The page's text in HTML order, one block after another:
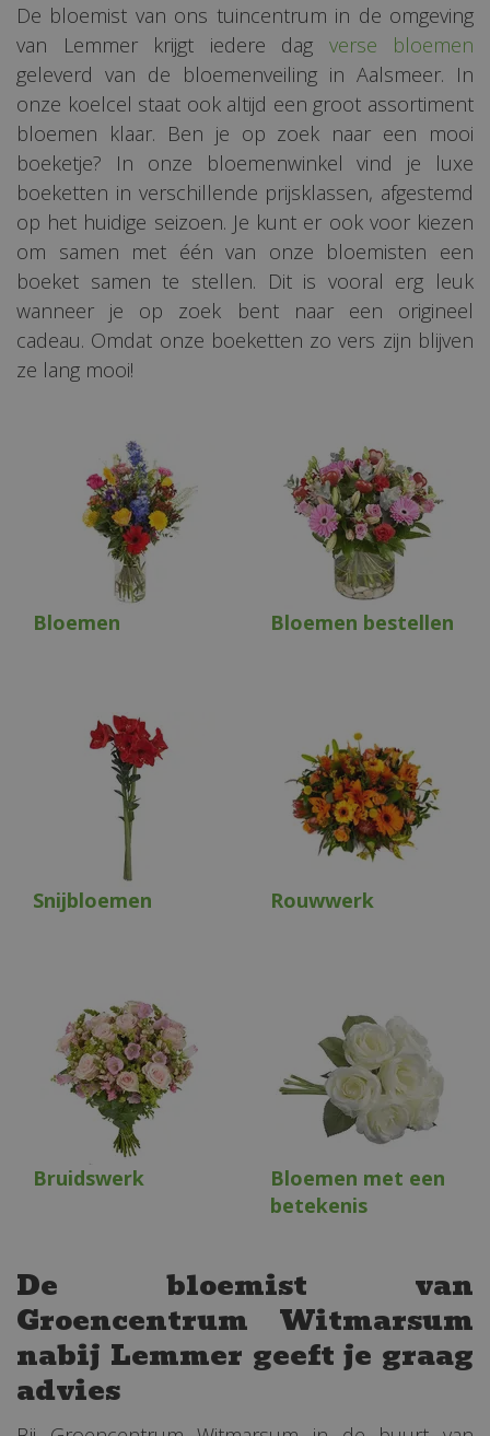
De bloemist van ons tuincentrum in de omgeving
van Lemmer krijgt iedere dag verse bloemen
geleverd van de bloemenveiling in Aalsmeer. In
onze koelcel staat ook altijd een groot assortiment
bloemen klaar. Ben je op zoek naar een mooi
boeketje? In onze bloemenwinkel vind je luxe
boeketten in verschillende prijsklassen, afgestemd
op het huidige seizoen. Je kunt er ook voor kiezen
om samen met één van onze bloemisten een
boeket samen te stellen. Dit is vooral erg leuk
wanneer je op zoek bent naar een origineel
cadeau. Omdat onze boeketten zo vers zijn blijven
ze lang mooi!
Bloemen Bloemen bestellen
Snijbloemen Rouwwerk
Bruidswerk
Bloemen met een
betekenis
De bloemist van
Groencentrum Witmarsum
nabij Lemmer geeft je graag
advies